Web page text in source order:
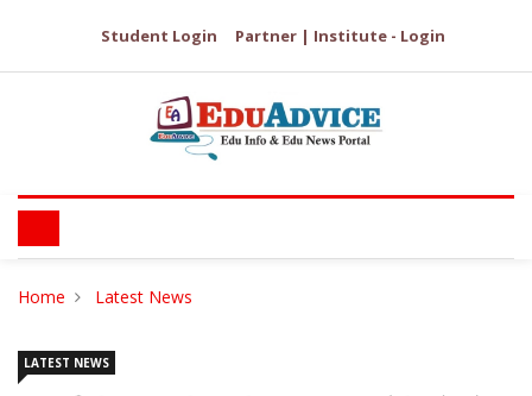
Student Login Partner | Institute - Login
Home Latest News
LATEST NEWS